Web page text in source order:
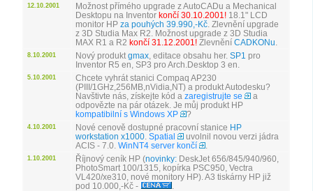
12.10.2001
Možnost přímého upgrade z AutoCADu a Mechanical
Desktopu na Inventor končí 30.10.2001! 18.1" LCD
monitor HP za pouhých 39.990,-Kč . Zlevnění upgrade
z 3D Studia Max R2. Možnost upgrade z 3D Studia
MAX R1 a R2 končí 31.12.2001! Zlevnění CADKONu
8.10.2001 Nový produkt gmax , editace obsahu her. SP1 pro
Inventor R5 en, SP3 pro Arch.Desktop 3 en.
5.10.2001
Chcete vyhrát stanici Compaq AP230
(PIII/1GHz,256MB,nVidia,NT) a produkt Autodesku?
Navštivte nás, získejte kód a zaregistrujte se
a
odpovězte na pár otázek. Je můj produkt HP
kompatibilní s Windows XP
?
4.10.2001 Nové cenově dostupné pracovní stanice HP
workstation x1000 Spatial
uvolnil novou verzi jádra
ACIS - 7.0. WinNT4 server končí
1.10.2001 Říjnový ceník HP (novinky: DeskJet 656/845/940/960,
PhotoSmart 100/1315, kopírka PSC950, Vectra
VL420/xe310, nové monitory HP). A3 tiskárny HP již
pod 10.000,-Kč -